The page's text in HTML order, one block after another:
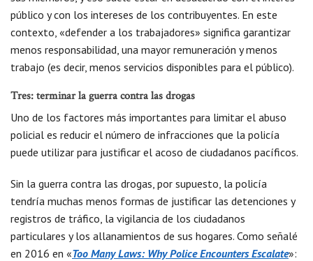
público y con los intereses de los contribuyentes. En este
contexto, «defender a los trabajadores» significa garantizar
menos responsabilidad, una mayor remuneración y menos
trabajo (es decir, menos servicios disponibles para el público).
Tres: terminar la guerra contra las drogas
Uno de los factores más importantes para limitar el abuso
policial es reducir el número de infracciones que la policía
puede utilizar para justificar el acoso de ciudadanos pacíficos.
Sin la guerra contra las drogas, por supuesto, la policía
tendría muchas menos formas de justificar las detenciones y
registros de tráfico, la vigilancia de los ciudadanos
particulares y los allanamientos de sus hogares. Como señalé
en 2016 en «Too Many Laws: Why Police Encounters Escalate»: